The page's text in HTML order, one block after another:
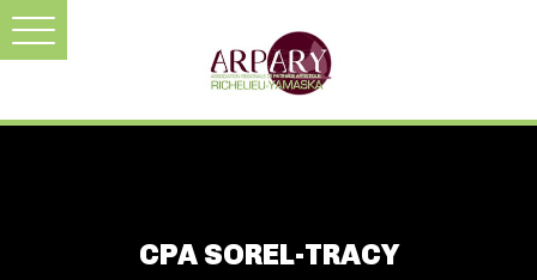
CPA SOREL-TRACY